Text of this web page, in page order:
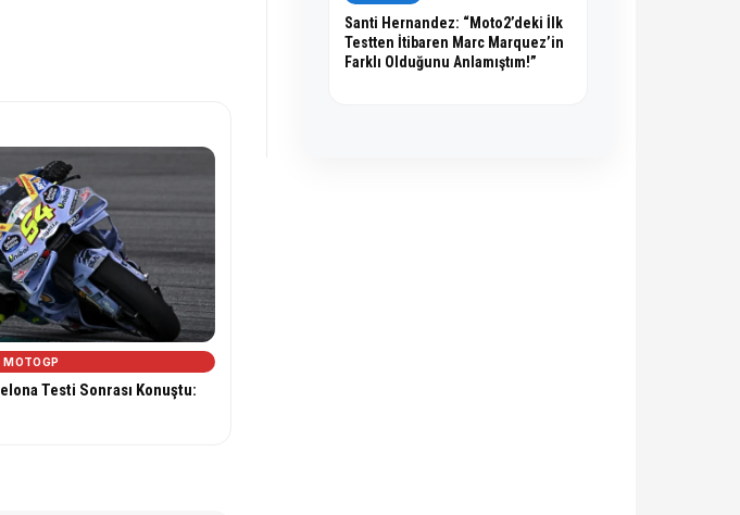
MOTOGP
Testi Sonrası Konuştu:
Santi Hernandez: “Moto2’deki İlk
Testten İtibaren Marc Marquez’in
Farklı Olduğunu Anlamıştım!”